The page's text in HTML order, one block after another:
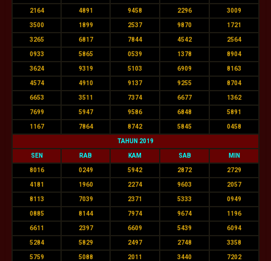
2164 4891 9458 2296 3009
3500 1899 2537 9870 1721
3265 6817 7844 4542 2564
0933 5865 0539 1378 8904
3624 9319 5103 6909 8163
4574 4910 9137 9255 8704
6653 3511 7374 6677 1362
7699 5947 9586 6848 5891
1167 7864 8742 5845 0458
TAHUN 2019
SEN RAB KAM SAB MIN
8016 0249 5942 2872 2729
4181 1960 2274 9603 2057
8113 7039 2371 5333 0949
0885 8144 7974 9674 1196
6611 2397 6609 5439 6094
5284 5829 2497 2748 3358
5759 5088 2011 3440 7202